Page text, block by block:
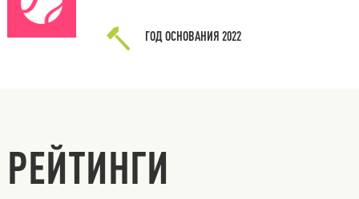
ГОД ОСНОВАНИЯ 2022
РЕЙТИНГИ